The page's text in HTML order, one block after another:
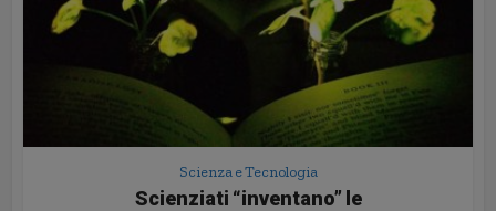
Scienza e Tecnologia
Scienziati “inventano” le